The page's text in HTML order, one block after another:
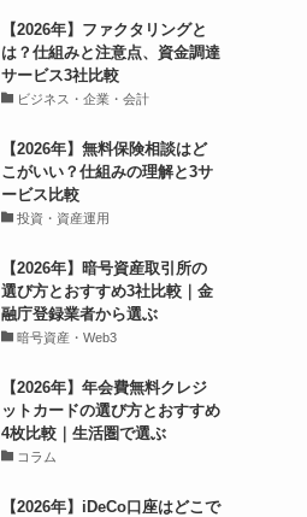
【2026年】ファクタリングと
は？仕組みと注意点、資金調達
サービス3社比較
ビジネス・企業・会計
【2026年】無料保険相談はど
こがいい？仕組みの理解と3サ
ービス比較
投資・資産運用
【2026年】暗号資産取引所の
選び方とおすすめ3社比較｜金
融庁登録業者から選ぶ
暗号資産・Web3
【2026年】年会費無料クレジ
ットカードの選び方とおすすめ
4枚比較｜生活圏で選ぶ
コラム
【2026年】iDeCo口座はどこで